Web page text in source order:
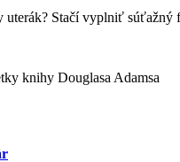
uterák? Stačí vyplniť súťažný
knihy Douglasa Adamsa